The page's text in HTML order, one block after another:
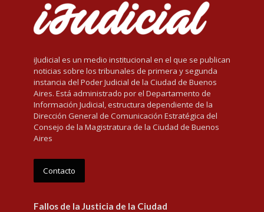
iJudicial es un medio institucional en el que se publican
noticias sobre los tribunales de primera y segunda
instancia del Poder Judicial de la Ciudad de Buenos
Aires. Está administrado por el Departamento de
Información Judicial, estructura dependiente de la
Dirección General de Comunicación Estratégica del
Consejo de la Magistratura de la Ciudad de Buenos
Aires
Contacto
Fallos de la Justicia de la Ciudad